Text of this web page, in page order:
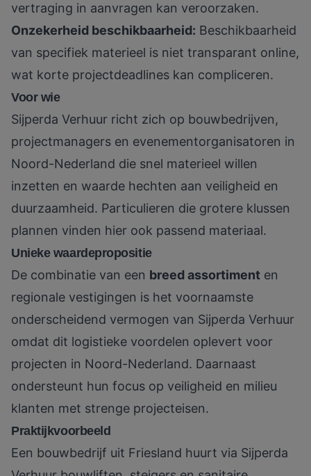
vertraging in aanvragen kan veroorzaken.
Onzekerheid beschikbaarheid: Beschikbaarheid
van specifiek materieel is niet transparant online,
wat korte projectdeadlines kan compliceren.
Voor wie
Sijperda Verhuur richt zich op bouwbedrijven,
projectmanagers en evenementorganisatoren in
Noord-Nederland die snel materieel willen
inzetten en waarde hechten aan veiligheid en
duurzaamheid. Particulieren die grotere klussen
plannen vinden hier ook passend materiaal.
Unieke waardepropositie
De combinatie van een breed assortiment en
regionale vestigingen is het voornaamste
onderscheidend vermogen van Sijperda Verhuur
omdat dit logistieke voordelen oplevert voor
projecten in Noord-Nederland. Daarnaast
ondersteunt hun focus op veiligheid en milieu
klanten met strenge projecteisen.
Praktijkvoorbeeld
Een bouwbedrijf uit Friesland huurt via Sijperda